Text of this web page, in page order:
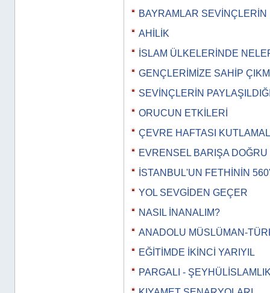
BAYRAMLAR
AHİLİK
İSLAM ÜLKELERİNDE
GENÇLERİMİZE SAHİP
SEVİNÇLERİN
ORUCUN ETKİLERİ
ÇEVRE HAFTASI
EVRENSEL BARIŞA DOĞRU
İSTANBUL'UN FETHİNİN
YOL SEVGİDEN GEÇER
NASIL İNANALIM?
ANADOLU MÜSLÜMAN-
EĞİTİMDE İKİNCİ YARIYIL
PARGALI -